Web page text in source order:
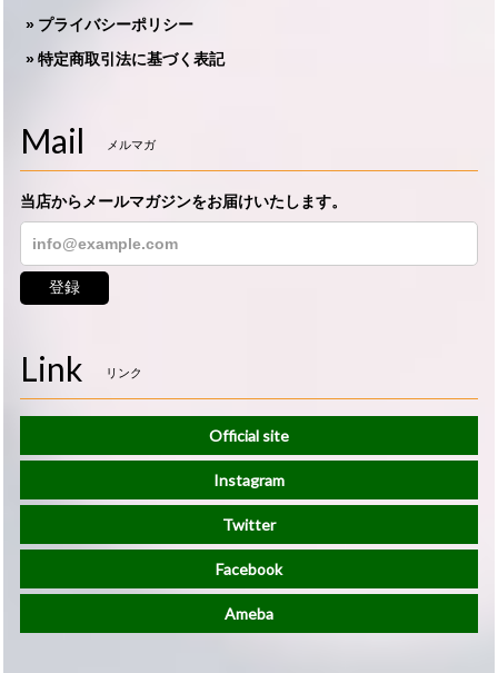
プライバシーポリシー
特定商取引法に基づく表記
Mail メルマガ
当店からメールマガジンをお届けいたします。
登録
Link リンク
Official site
Instagram
Twitter
Facebook
Ameba